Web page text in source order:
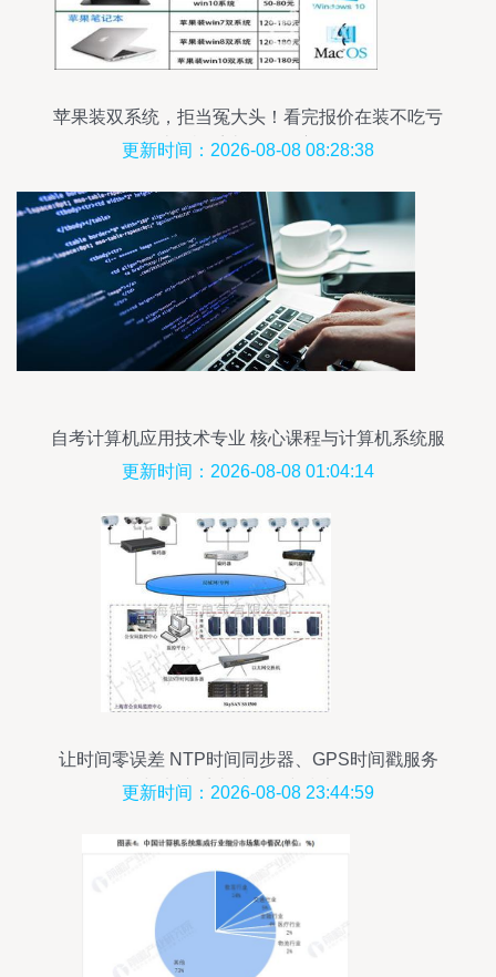
苹果装双系统，拒当冤大头！看完报价在装不吃亏
| 计算机系统服务深度解析
更新时间：2026-08-08 08:28:38
自考计算机应用技术专业 核心课程与计算机系统服
务简介
更新时间：2026-08-08 01:04:14
让时间零误差 NTP时间同步器、GPS时间戳服务
器与电脑系统时钟同步技术解析
更新时间：2026-08-08 23:44:59